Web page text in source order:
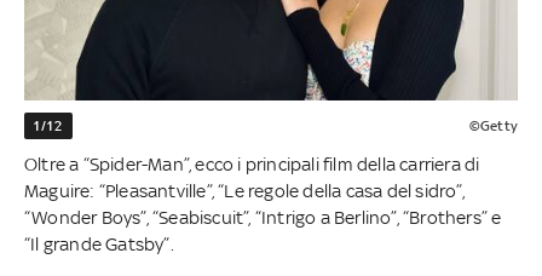
1/12 ©Getty
Oltre a “Spider-Man”, ecco i principali film della carriera di
Maguire: “Pleasantville”, “Le regole della casa del sidro”,
“Wonder Boys”, “Seabiscuit”, “Intrigo a Berlino”, “Brothers” e
“Il grande Gatsby”.